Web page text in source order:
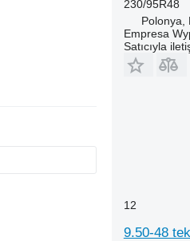
230/95R48
Polonya,
Empresa
Satıcıyla
12
9.50-48